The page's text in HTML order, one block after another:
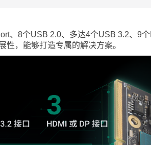
、8个USB 2.0、多达4个USB 3.2、9
，能够打造专属的解决方案。